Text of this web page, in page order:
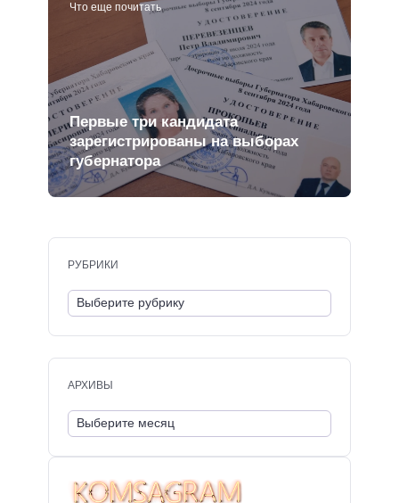
Что еще почитать
Первые три кандидата
зарегистрированы на выборах
губернатора
РУБРИКИ
АРХИВЫ